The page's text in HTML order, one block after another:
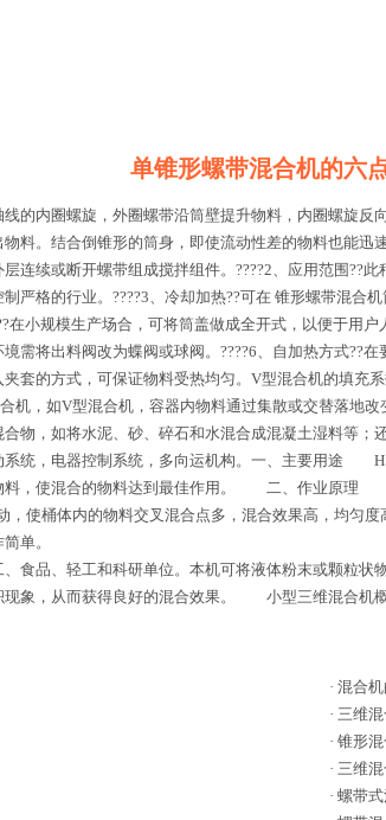
单锥形螺带混合机的六
的内圈螺旋，外圈螺带沿筒壁提升物料，内圈螺旋
料。结合倒锥形的筒身，即使流动性差的物料也能
连续或断开螺带组成搅拌组件。????2、应用范围??
严格的行业。????3、冷却加热??可在 锥形螺带混
小规模生产场合，可将筒盖做成全开式，以便于用
需将出料阀改为蝶阀或球阀。????6、自加热方式??
套的方式，可保证物料受热均匀。V型混合机的填充
如V型混合机，容器内物料通过集散或交替落地改
物，如将水泥、砂、碎石和水混合成混凝土湿料等
统，电器控制系统，多向运机构。一、主要用途
料，使混合的物料达到最佳作用。 二、作业原理
使桶体内的物料交叉混合点多，混合效果高，均匀
单。
食品、轻工和科研单位。本机可将液体粉末或颗粒
现象，从而获得良好的混合效果。 小型三维混合机
· 混合
· 三维
· 锥形
· 三维
· 螺带